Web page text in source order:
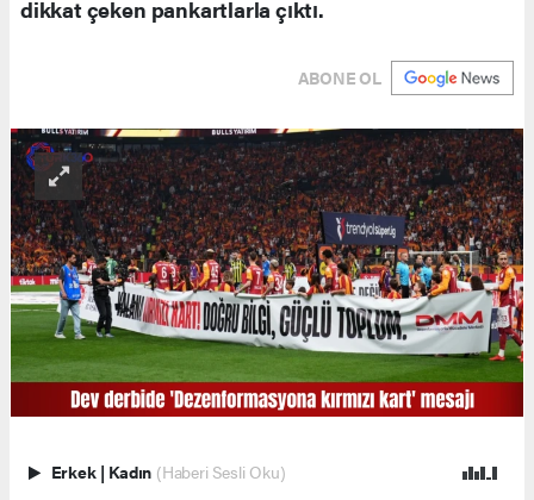
dikkat çeken pankartlarla çıktı.
ABONE OL
Erkek | Kadın (Haberi Sesli Oku)